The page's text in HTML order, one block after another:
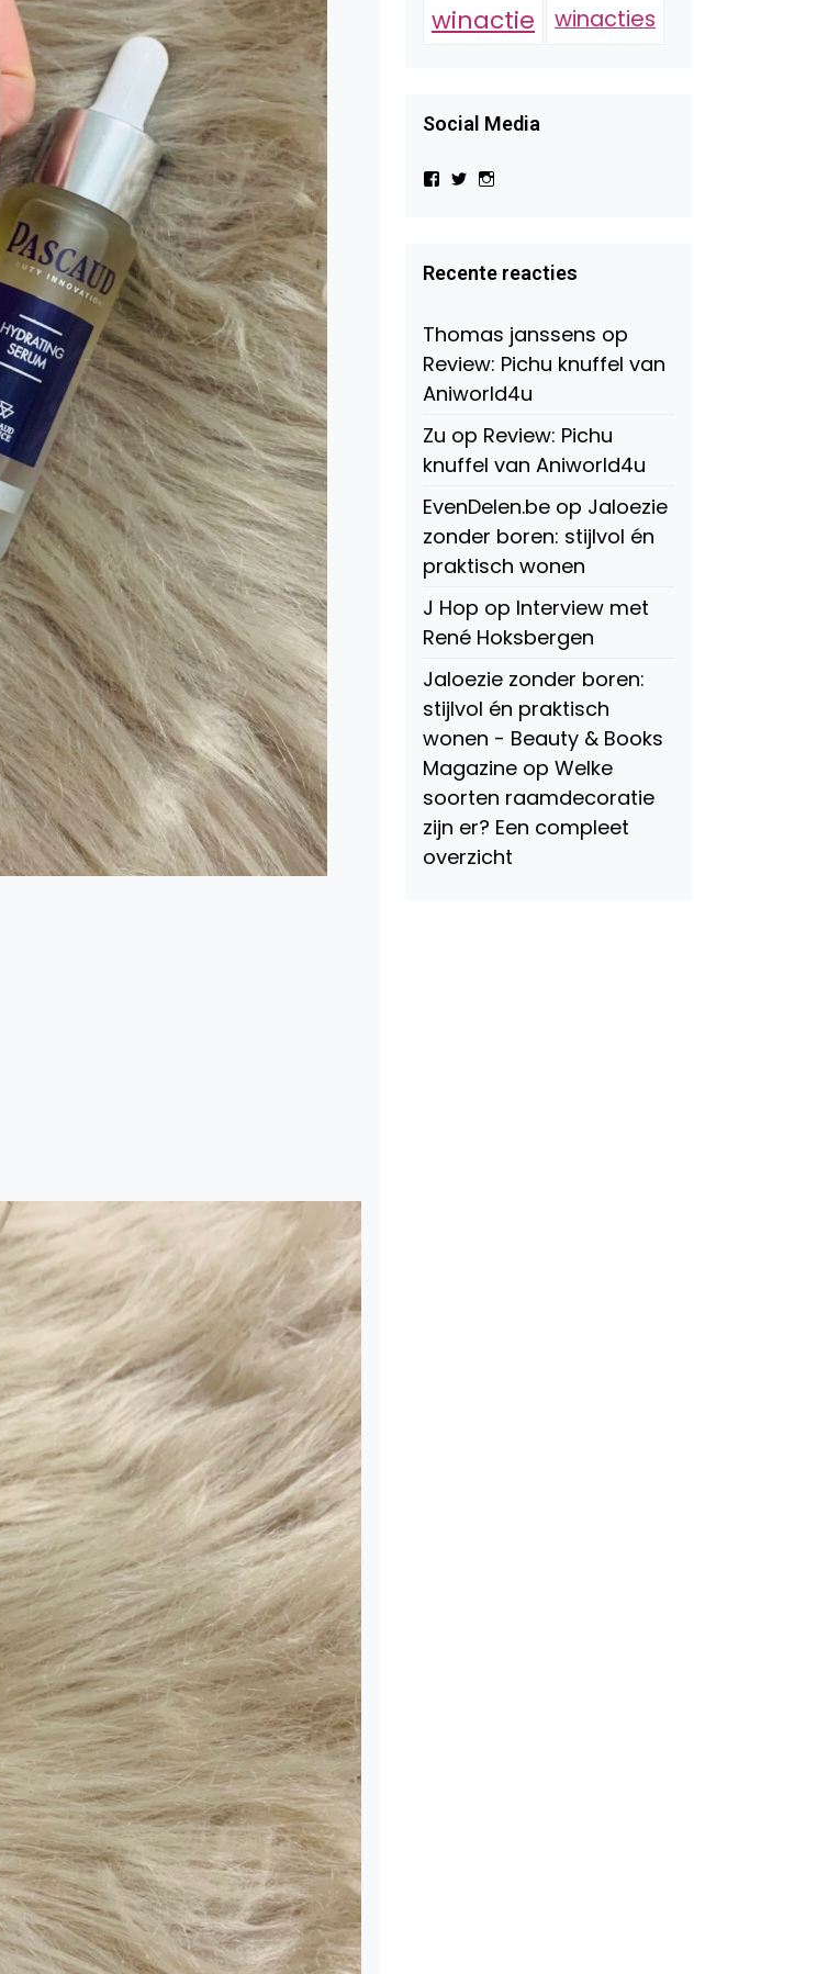
winactie winacties
Social Media
Bekijk
Beauty-
147775071915783/?
Facebook
Bekijk
op
Twitter
op
Instagram
Recente reacties
Thomas janssens op
Review: Pichu knuffel van
Aniworld4u
Zu op Review: Pichu
knuffel van Aniworld4u
EvenDelen.be op Jaloezie
zonder boren: stijlvol én
praktisch wonen
J Hop op Interview met
René Hoksbergen
Jaloezie zonder boren:
stijlvol én praktisch
wonen - Beauty & Books
Magazine op Welke
soorten raamdecoratie
zijn er? Een compleet
overzicht